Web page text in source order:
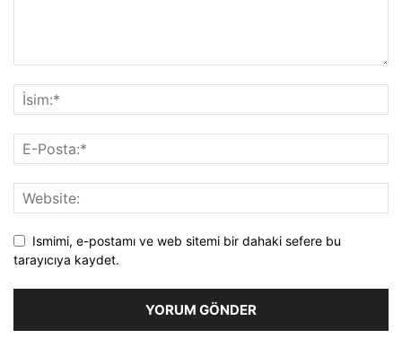
Ismimi, e-postamı ve web sitemi bir dahaki sefere bu
tarayıcıya kaydet.